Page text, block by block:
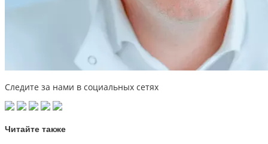
Следите за нами в социальных сетях
Читайте также